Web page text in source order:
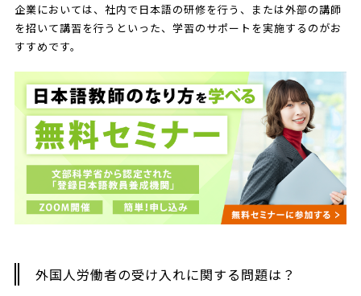
企業においては、社内で日本語の研修を行う、または外部の講師
を招いて講習を行うといった、学習のサポートを実施するのがお
すすめです。
外国人労働者の受け入れに関する問題は？